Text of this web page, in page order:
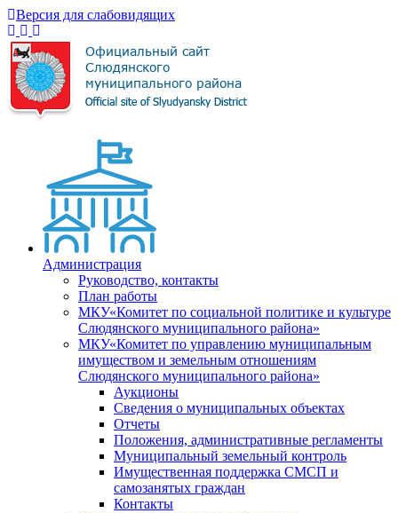
Версия для слабовидящих
Администрация
Руководство, контакты
План работы
МКУ«Комитет по социальной политике и культуре
Слюдянского муниципального района»
МКУ«Комитет по управлению муниципальным
имуществом и земельным отношениям
Слюдянского муниципального района»
Аукционы
Сведения о муниципальных объектах
Отчеты
Положения, административные регламенты
Муниципальный земельный контроль
Имущественная поддержка СМСП и
самозанятых граждан
Контакты